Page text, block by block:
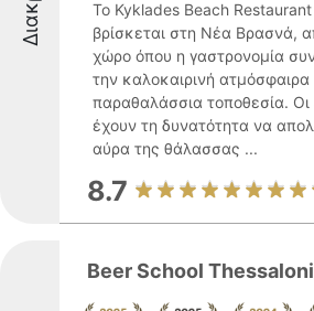
Το Kyklades Beach
βρίσκεται στη Νέα Βρασνά,
χώρο όπου η γαστρονομία
την καλοκαιρινή ατμόσφαιρα
παραθαλάσσια τοποθεσία. Οι
έχουν τη δυνατότητα να
αύρα της θάλασσας ...
8.7
Beer School